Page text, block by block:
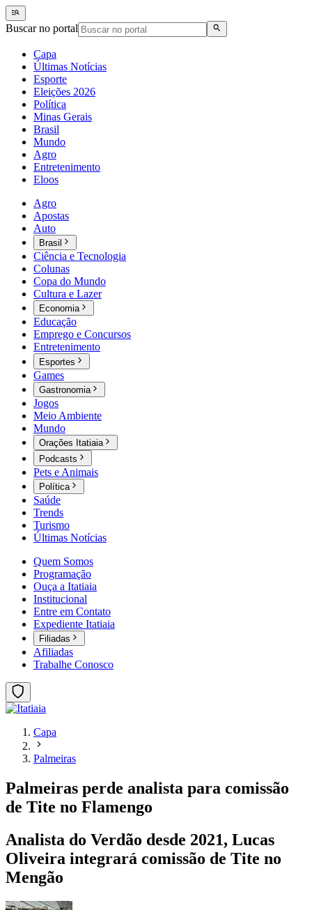
Buscar no portal
Capa
Últimas Notícias
Esporte
Eleições 2026
Política
Minas Gerais
Brasil
Mundo
Agro
Entretenimento
Eloos
Agro
Apostas
Auto
Brasil
Ciência e Tecnologia
Colunas
Copa do Mundo
Cultura e Lazer
Economia
Educação
Emprego e Concursos
Entretenimento
Esportes
Games
Gastronomia
Jogos
Meio Ambiente
Mundo
Orações Itatiaia
Podcasts
Pets e Animais
Política
Saúde
Trends
Turismo
Últimas Notícias
Quem Somos
Programação
Ouça a Itatiaia
Institucional
Entre em Contato
Expediente Itatiaia
Filiadas
Afiliadas
Trabalhe Conosco
Capa
Palmeiras
Palmeiras perde analista para comissão
de Tite no Flamengo
Analista do Verdão desde 2021, Lucas
Oliveira integrará comissão de Tite no
Mengão